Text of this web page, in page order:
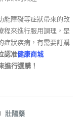
能障礙等症狀帶來的改
程來進行服用調理，是
症狀疾病，有需要訂購
認准健康商城
行選購！
壯陽藥